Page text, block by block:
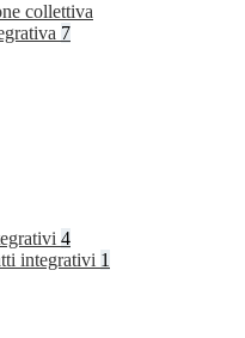
collettiva
7
4
integrativi 1